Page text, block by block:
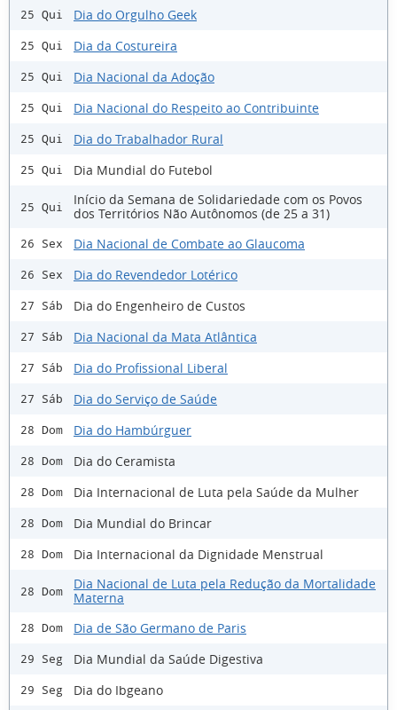
25 Qui Dia do Orgulho Geek
25 Qui Dia da Costureira
25 Qui Dia Nacional da Adoção
25 Qui Dia Nacional do Respeito ao Contribuinte
25 Qui Dia do Trabalhador Rural
25 Qui Dia Mundial do Futebol
25 Qui
Início da Semana de Solidariedade com os Povos
dos Territórios Não Autônomos (de 25 a 31)
26 Sex Dia Nacional de Combate ao Glaucoma
26 Sex Dia do Revendedor Lotérico
27 Sáb Dia do Engenheiro de Custos
27 Sáb Dia Nacional da Mata Atlântica
27 Sáb Dia do Profissional Liberal
27 Sáb Dia do Serviço de Saúde
28 Dom Dia do Hambúrguer
28 Dom Dia do Ceramista
28 Dom Dia Internacional de Luta pela Saúde da Mulher
28 Dom Dia Mundial do Brincar
28 Dom Dia Internacional da Dignidade Menstrual
28 Dom
Dia Nacional de Luta pela Redução da Mortalidade
Materna
28 Dom Dia de São Germano de Paris
29 Seg Dia Mundial da Saúde Digestiva
29 Seg Dia do Ibgeano